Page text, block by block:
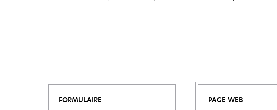
FORMULAIRE PAGE WEB